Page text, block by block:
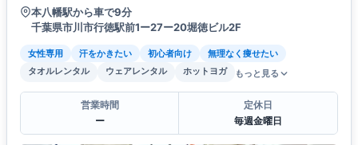
本八幡駅から車で9分
千葉県市川市行徳駅前1ー27ー20堀徳ビル2F
女性専用 汗をかきたい 初心者向け
無理なく痩せたい
タオルレンタル
ウェアレンタル ホットヨガ もっと見る
営業時間
ー
定休日
毎週金曜日